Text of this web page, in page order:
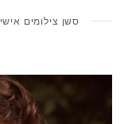
ИНДИВИДУАЛЬНАЯ ФОТОСЕССИЯ |סשן צילומים אישי